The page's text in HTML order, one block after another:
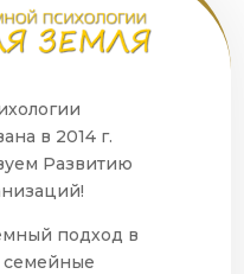
в 2014 г.
Развитию
подход в
семейные